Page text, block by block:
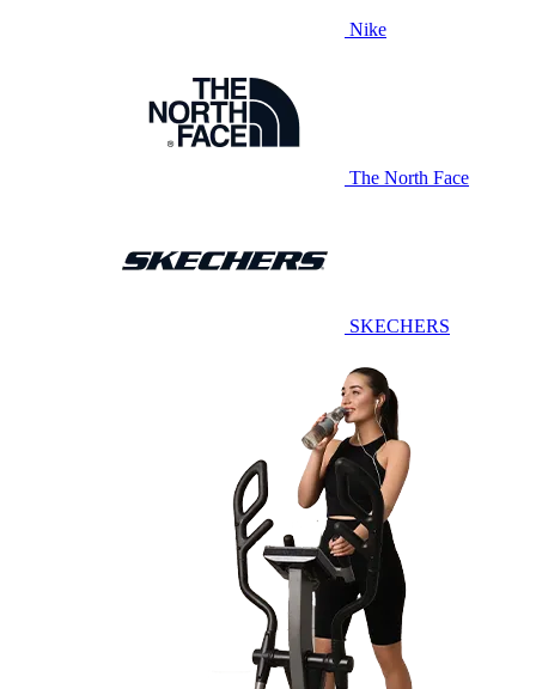
Nike
The North Face
SKECHERS